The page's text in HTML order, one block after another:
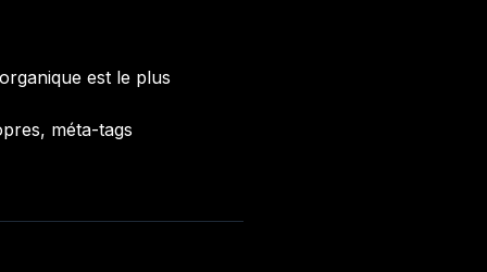
est le plus
méta-tags